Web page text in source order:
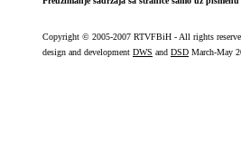
Copyright © 2005-2007 RTVFBiH - All rights
design and development DWS and DSD March-May